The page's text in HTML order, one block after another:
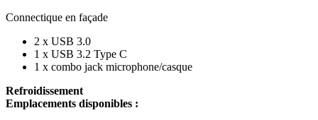
Connectique en façade
2 x USB 3.0
1 x USB 3.2 Type C
1 x combo jack microphone/casque
Refroidissement
Emplacements disponibles :